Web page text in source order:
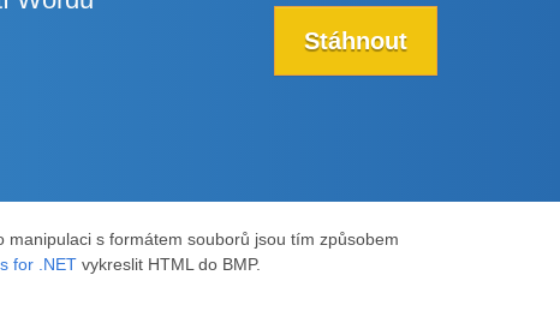
Stáhnout
manipulaci s formátem souborů jsou tím způsobem
for .NET vykreslit HTML do BMP.